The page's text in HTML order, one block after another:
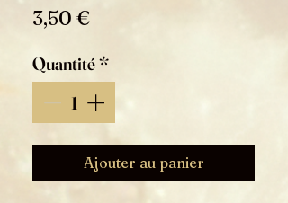
3,50 €Prix
Quantité*
Ajouter au panier